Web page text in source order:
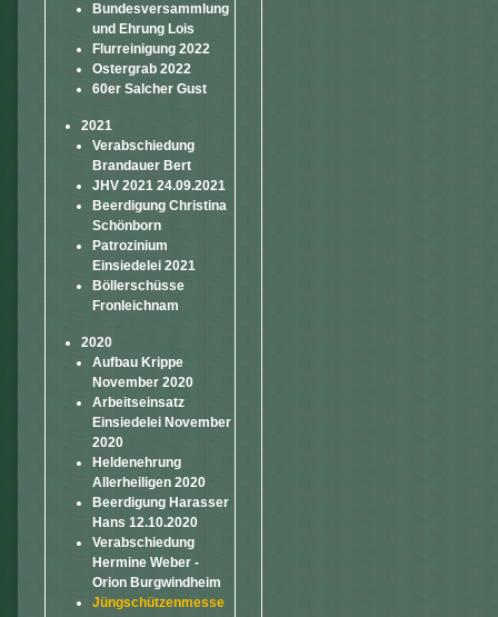
Bundesversammlung
und Ehrung Lois
Flurreinigung 2022
Ostergrab 2022
60er Salcher Gust
2021
Verabschiedung
Brandauer Bert
JHV 2021 24.09.2021
Beerdigung Christina
Schönborn
Patrozinium
Einsiedelei 2021
Böllerschüsse
Fronleichnam
2020
Aufbau Krippe
November 2020
Arbeitseinsatz
Einsiedelei November
2020
Heldenehrung
Allerheiligen 2020
Beerdigung Harasser
Hans 12.10.2020
Verabschiedung
Hermine Weber -
Orion Burgwindheim
Jüngschützenmesse